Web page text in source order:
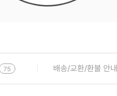
75 배송/교환/환불 안내